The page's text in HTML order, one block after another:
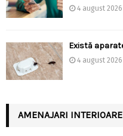
4 august 2026
Există
4 august 2026
AMENAJARI INTERIOARE